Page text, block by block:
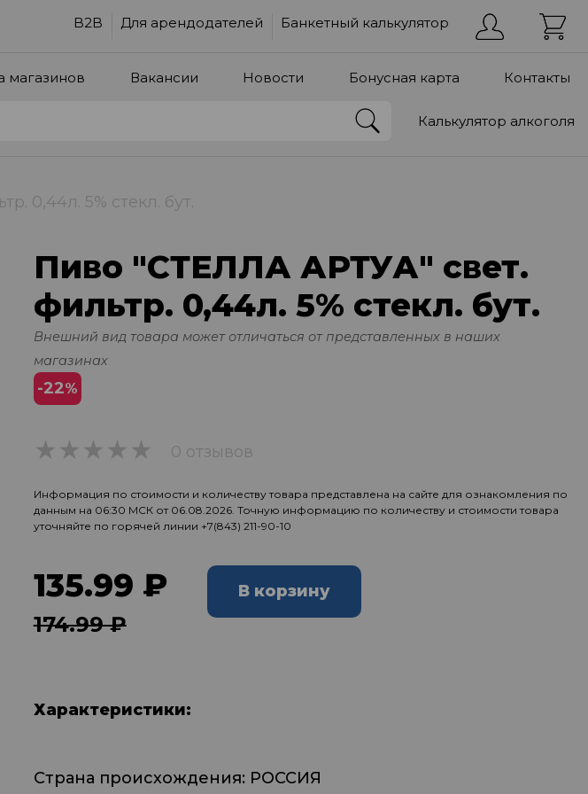
B2B Для арендодателей Банкетный калькулятор
магазинов Вакансии Новости Бонусная карта Контакты
Калькулятор алкоголя
0,44л. 5% стекл. бут.
Пиво "СТЕЛЛА АРТУА" свет.
фильтр. 0,44л. 5% стекл. бут.
Внешний вид товара может отличаться от представленных в наших
магазинах
-22%
0 отзывов
Информация по стоимости и количеству товара представлена на сайте для ознакомления по
данным на 06:30 МСК от 06.08.2026. Точную информацию по количеству и стоимости товара
уточняйте по горячей линии +7(843) 211-90-10
135.99 ₽
174.99 ₽
В корзину
Характеристики:
Страна происхождения: РОССИЯ